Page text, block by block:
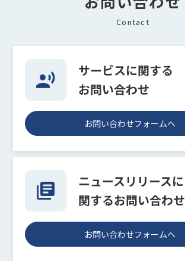
Contact
サービスに関する
お問い合わせ
お問い合わせフォームへ
ニュースリリースに
関するお問い合わせ
お問い合わせフォームへ